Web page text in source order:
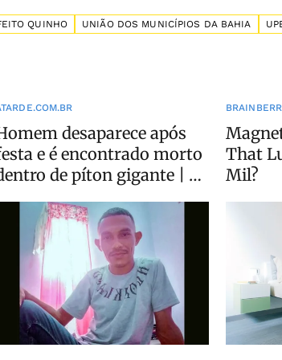
QUINHO UNIÃO DOS MUNICÍPIOS DA BAHIA